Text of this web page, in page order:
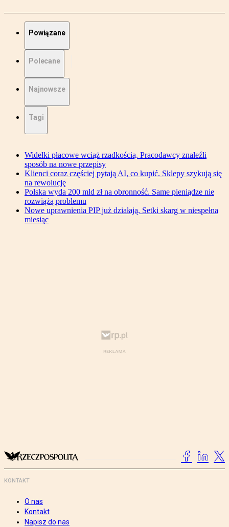
Powiązane
Polecane
Najnowsze
Tagi
Widełki płacowe wciąż rzadkością. Pracodawcy znaleźli
sposób na nowe przepisy
Klienci coraz częściej pytają AI, co kupić. Sklepy szykują się
na rewolucję
Polska wyda 200 mld zł na obronność. Same pieniądze nie
rozwiążą problemu
Nowe uprawnienia PIP już działają. Setki skarg w niespełna
miesiąc
KONTAKT
O nas
Kontakt
Napisz do nas